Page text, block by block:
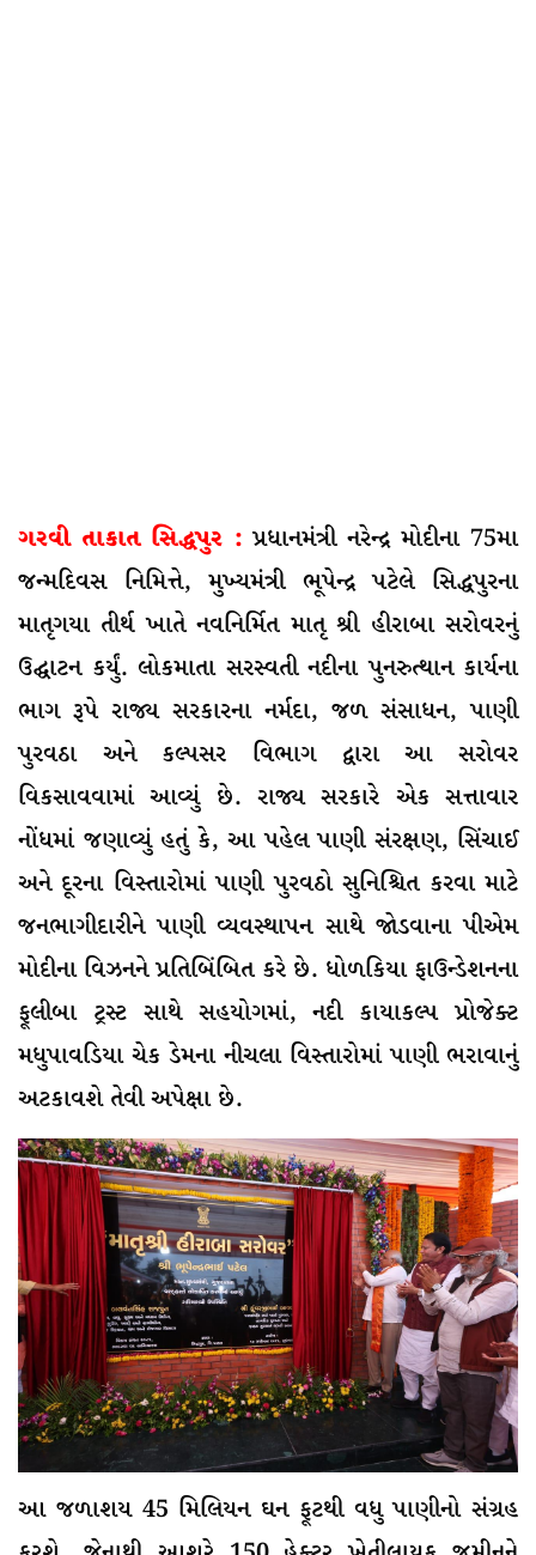
ગરવી તાકાત સિદ્ધપુર : પ્રધાનમંત્રી નરેન્દ્ર મોદીના 75મા
જન્મદિવસ નિમિત્તે, મુખ્યમંત્રી ભૂપેન્દ્ર પટેલે સિદ્ધપુરના
માતૃગયા તીર્થ ખાતે નવનિર્મિત માતૃ શ્રી હીરાબા સરોવરનું
ઉદ્ઘાટન કર્યું. લોકમાતા સરસ્વતી નદીના પુનરુત્થાન કાર્યના
ભાગ રૂપે રાજ્ય સરકારના નર્મદા, જળ સંસાધન, પાણી
પુરવઠા અને કલ્પસર વિભાગ દ્વારા આ સરોવર
વિકસાવવામાં આવ્યું છે. રાજ્ય સરકારે એક સત્તાવાર
નોંધમાં જણાવ્યું હતું કે, આ પહેલ પાણી સંરક્ષણ, સિંચાઈ
અને દૂરના વિસ્તારોમાં પાણી પુરવઠો સુનિશ્ચિત કરવા માટે
જનભાગીદારીને પાણી વ્યવસ્થાપન સાથે જોડવાના પીએમ
મોદીના વિઝનને પ્રતિબિંબિત કરે છે. ધોળકિયા ફાઉન્ડેશનના
ફૂલીબા ટ્રસ્ટ સાથે સહયોગમાં, નદી કાયાકલ્પ પ્રોજેક્ટ
મધુપાવડિયા ચેક ડેમના નીચલા વિસ્તારોમાં પાણી ભરાવાનું
અટકાવશે તેવી અપેક્ષા છે.
આ જળાશય 45 મિલિયન ઘન ફૂટથી વધુ પાણીનો સંગ્રહ